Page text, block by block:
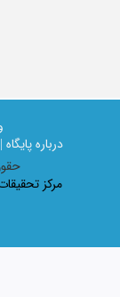
درباره پایگاه |
مرکز